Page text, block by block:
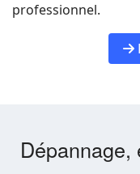
professionnel.